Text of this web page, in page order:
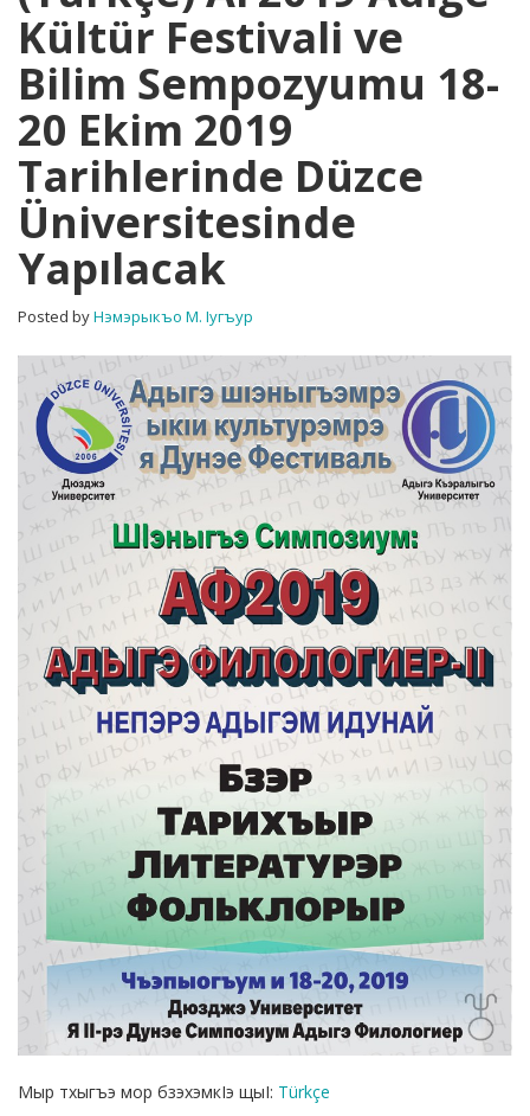
Adıge
Kültür
ve
Bilim
Sempozyumu
18-
20
Ekim
2019
Üniversitesinde
Kültür Festivali ve
Bilim Sempozyumu 18-
20 Ekim 2019
Tarihlerinde Düzce
Üniversitesinde
Yapılacak
Posted byНэмэрыкъо М. Iугъур
Мыр тхыгъэ мор бзэхэмкIэ щыI: Türkçe